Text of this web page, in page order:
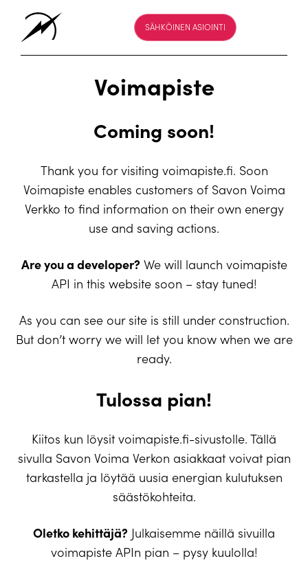
SÄHKÖINEN ASIOINTI
Voimapiste
Coming soon!
Thank you for visiting voimapiste.fi. Soon
Voimapiste enables customers of Savon Voima
Verkko to find information on their own energy
use and saving actions.
Are you a developer? We will launch voimapiste
API in this website soon – stay tuned!
As you can see our site is still under construction.
But don’t worry we will let you know when we are
ready.
Tulossa pian!
Kiitos kun löysit voimapiste.fi-sivustolle. Tällä
sivulla Savon Voima Verkon asiakkaat voivat pian
tarkastella ja löytää uusia energian kulutuksen
säästökohteita.
Oletko kehittäjä? Julkaisemme näillä sivuilla
voimapiste APIn pian – pysy kuulolla!